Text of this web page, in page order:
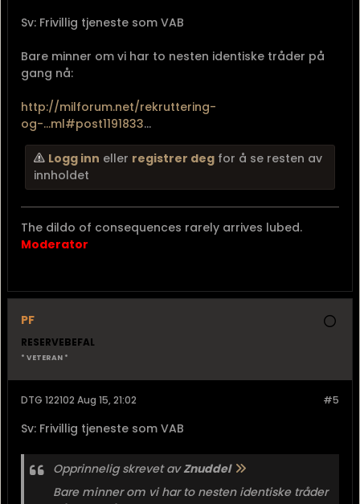
Sv: Frivillig tjeneste som VAB
Bare minner om vi har to nesten identiske tråder på
gang nå:
http://milforum.net/rekruttering-
og-...ml#post1191833...
Logg inn eller registrer deg for å se resten av
innholdet
The dildo of consequences rarely arrives lubed.
Moderator
PF
RESERVEBEFAL
* VETERAN *
#5
DTG 122102 Aug 15, 21:02
Sv: Frivillig tjeneste som VAB
Opprinnelig skrevet avZnuddel
Bare minner om vi har to nesten identiske tråder